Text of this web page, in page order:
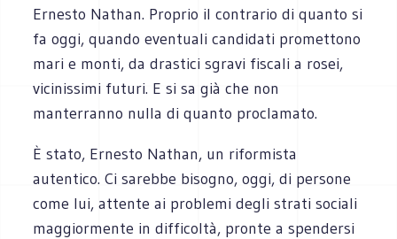
Ernesto Nathan. Proprio il contrario di quanto si
fa oggi, quando eventuali candidati promettono
mari e monti, da drastici sgravi fiscali a rosei,
vicinissimi futuri. E si sa già che non
manterranno nulla di quanto proclamato.
È stato, Ernesto Nathan, un riformista
autentico. Ci sarebbe bisogno, oggi, di persone
come lui, attente ai problemi degli strati sociali
maggiormente in difficoltà, pronte a spendersi